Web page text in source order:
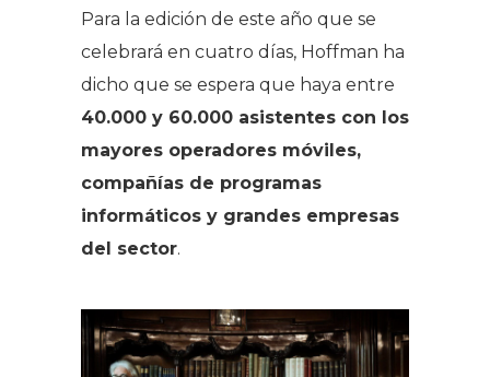
Para la edición de este año que se
celebrará en cuatro días, Hoffman ha
dicho que se espera que haya entre
40.000 y 60.000 asistentes con los
mayores operadores móviles,
compañías de programas
informáticos y grandes empresas
del sector.